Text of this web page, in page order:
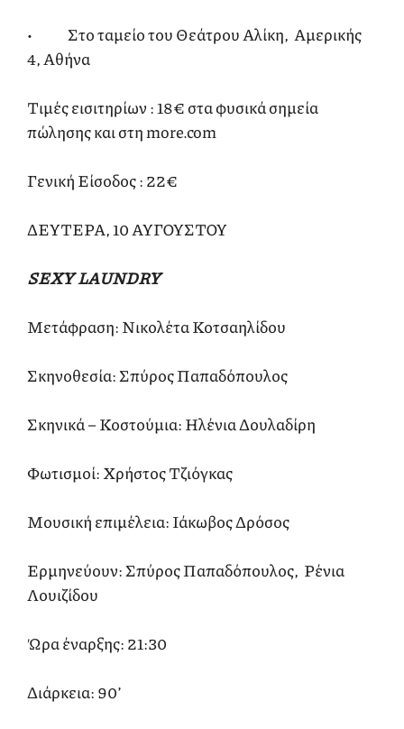
• Στο ταμείο του Θεάτρου Αλίκη, Αμερικής
4, Aθήνα
Τιμές εισιτηρίων : 18€ στα φυσικά σημεία
πώλησης και στη more.com
Γενική Είσοδος : 22€
ΔΕΥΤΕΡΑ, 10 ΑΥΓΟΥΣΤΟΥ
SEXYLAUNDRY
Μετάφραση: Νικολέτα Κοτσαηλίδου
Σκηνοθεσία: Σπύρος Παπαδόπουλος
Σκηνικά – Κοστούμια: Ηλένια Δουλαδίρη
Φωτισμοί: Χρήστος Τζιόγκας
Μουσική επιμέλεια: Ιάκωβος Δρόσος
Ερμηνεύουν: Σπύρος Παπαδόπουλος, Ρένια
Λουιζίδου
Ώρα έναρξης: 21:30
Διάρκεια: 90’